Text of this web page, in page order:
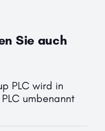
Sie auch
PLC wird in
umbenannt